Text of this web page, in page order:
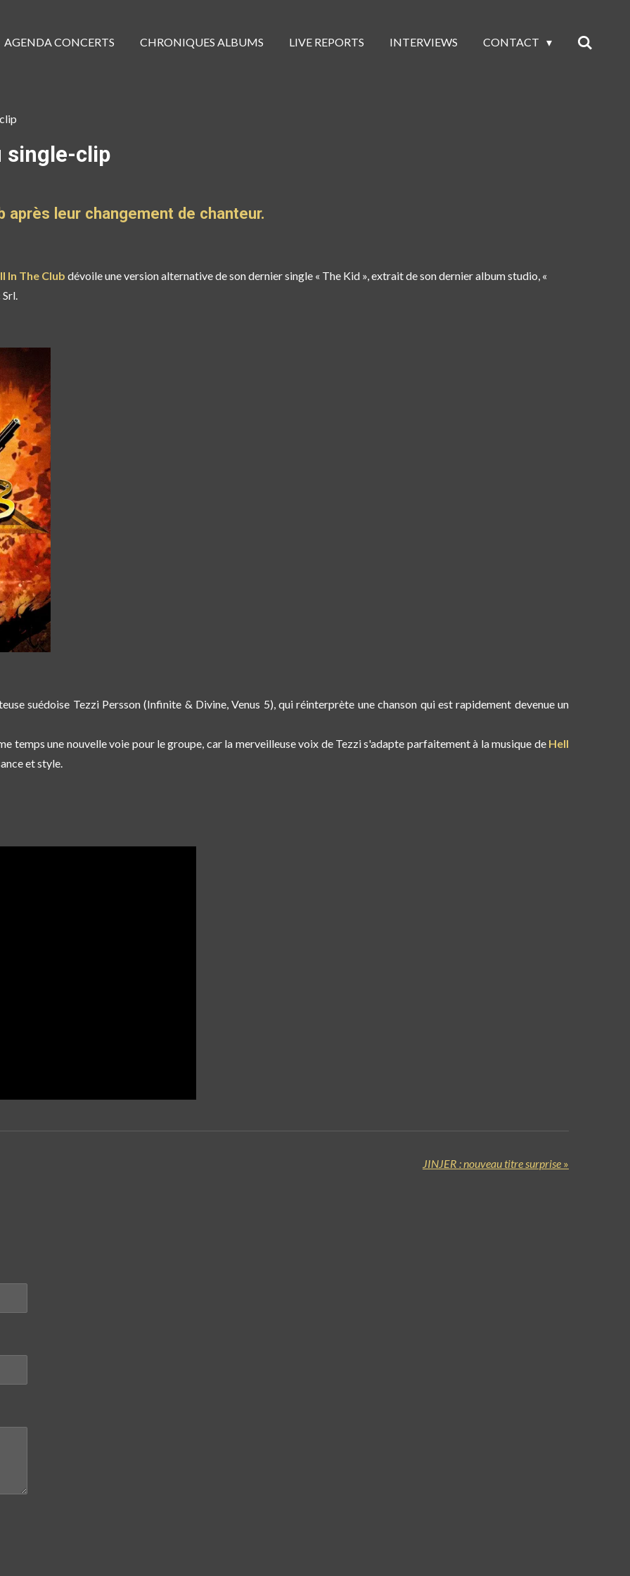
AGENDA CONCERTS CHRONIQUES ALBUMS LIVE REPORTS INTERVIEWS CONTACT
single-clip
après leur changement de chanteur.
In The Club dévoile une version alternative de son dernier single « The Kid », extrait de son dernier album studio, «
suédoise Tezzi Persson (Infinite & Divine, Venus 5), qui réinterprète une chanson qui est rapidement devenue un
temps une nouvelle voie pour le groupe, car la merveilleuse voix de Tezzi s'adapte parfaitement à la musique de Hell
et style.
JINJER : nouveau titre surprise »